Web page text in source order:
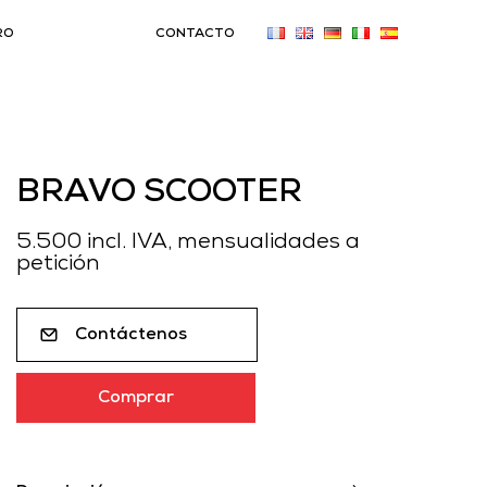
CONTACTO
BRAVO SCOOTER
5.500 incl. IVA, mensualidades a
petición
Contáctenos
Comprar